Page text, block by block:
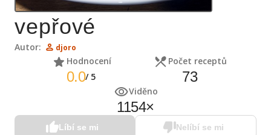
vepřové
Autor: djoro
Hodnocení
0.0/ 5
Počet receptů
73
Viděno
1154×
Líbí se mi Nelíbí se mi